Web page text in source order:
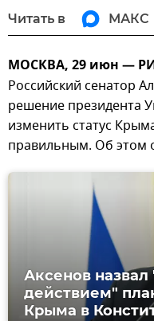
Читать в МАКС
МОСКВА, 29 июн —
Российский сенатор
решение президента
изменить статус
правильным. Об этом
Аксенов
действием"
Крыма в